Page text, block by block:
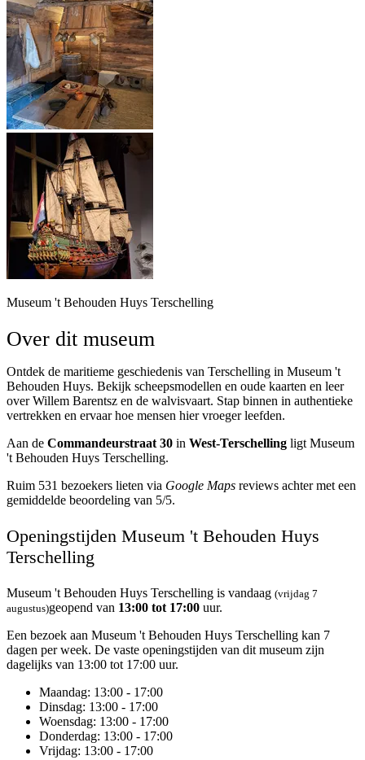
Museum 't Behouden Huys Terschelling
Over dit museum
Ontdek de maritieme geschiedenis van Terschelling in Museum 't
Behouden Huys. Bekijk scheepsmodellen en oude kaarten en leer
over Willem Barentsz en de walvisvaart. Stap binnen in authentieke
vertrekken en ervaar hoe mensen hier vroeger leefden.
Aan de Commandeurstraat 30 in West-Terschelling ligt Museum
't Behouden Huys Terschelling.
Ruim 531 bezoekers lieten via Google Maps reviews achter met een
gemiddelde beoordeling van 5/5.
Openingstijden Museum 't Behouden Huys
Terschelling
Museum 't Behouden Huys Terschelling is vandaag (vrijdag 7
augustus)geopend van 13:00 tot 17:00 uur.
Een bezoek aan Museum 't Behouden Huys Terschelling kan 7
dagen per week. De vaste openingstijden van dit museum zijn
dagelijks van 13:00 tot 17:00 uur.
Maandag: 13:00 - 17:00
Dinsdag: 13:00 - 17:00
Woensdag: 13:00 - 17:00
Donderdag: 13:00 - 17:00
Vrijdag: 13:00 - 17:00